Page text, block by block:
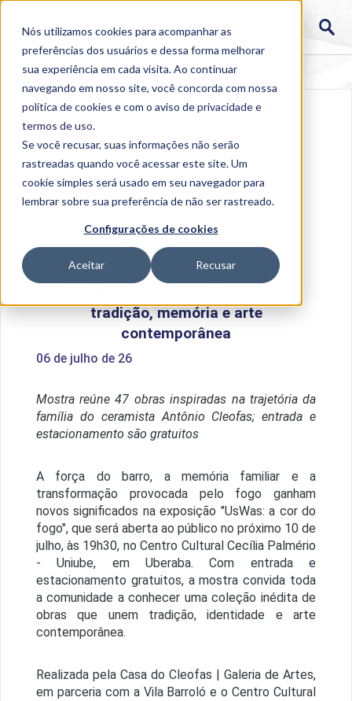
Nós utilizamos cookies para acompanhar as
preferências dos usuários e dessa forma melhorar
sua experiência em cada visita. Ao continuar
navegando em nosso site, você concorda com nossa
política de cookies e com o aviso deprivacidade e
termos de uso.
Se você recusar, suas informações não serão
rastreadas quando você acessar este site. Um
cookie simples será usado em seu navegador para
lembrar sobre sua preferência de não ser rastreado.
Configurações de cookies
Aceitar Recusar
recebe exposição que une tradição, memória e arte
contemporânea
tradição, memória e arte
contemporânea
06 de julho de 26
Mostra reúne 47 obras inspiradas na trajetória da
família do ceramista Antônio Cleofas; entrada e
estacionamento são gratuitos
A força do barro, a memória familiar e a
transformação provocada pelo fogo ganham
novos significados na exposição "UsWas: a cor do
fogo", que será aberta ao público no próximo 10 de
julho, às 19h30, no Centro Cultural Cecília Palmério
- Uniube, em Uberaba. Com entrada e
estacionamento gratuitos, a mostra convida toda
a comunidade a conhecer uma coleção inédita de
obras que unem tradição, identidade e arte
contemporânea.
Realizada pela Casa do Cleofas | Galeria de Artes,
em parceria com a Vila Barroló e o Centro Cultural